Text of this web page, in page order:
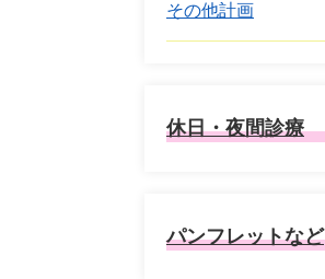
その他計画
休日・夜間診療
パンフレットなど